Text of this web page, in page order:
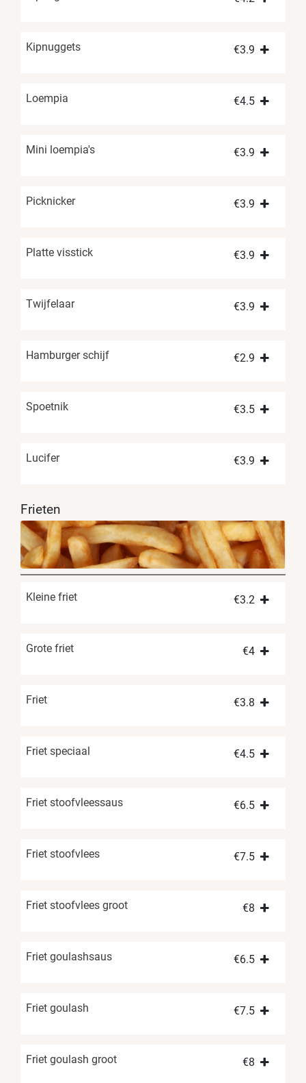
Kipnuggets €3.9
Loempia €4.5
Mini loempia's €3.9
Picknicker €3.9
Platte visstick €3.9
Twijfelaar €3.9
Hamburger schijf €2.9
Spoetnik €3.5
Lucifer €3.9
Frieten
Kleine friet €3.2
Grote friet €4
Friet €3.8
Friet speciaal €4.5
Friet stoofvleessaus €6.5
Friet stoofvlees €7.5
Friet stoofvlees groot €8
Friet goulashsaus €6.5
Friet goulash €7.5
Friet goulash groot €8